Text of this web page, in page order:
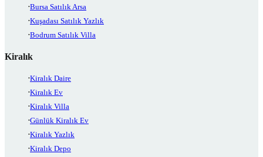
Bursa Satılık Arsa
Kuşadası Satılık Yazlık
Bodrum Satılık Villa
Kiralık
Kiralık Daire
Kiralık Ev
Kiralık Villa
Günlük Kiralık Ev
Kiralık Yazlık
Kiralık Depo